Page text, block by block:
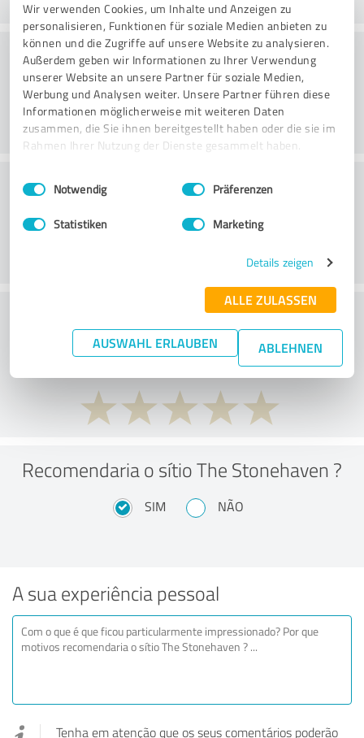
Wir verwenden Cookies, um Inhalte und Anzeigen zu
personalisieren, Funktionen für soziale Medien anbieten zu
können und die Zugriffe auf unsere Website zu analysieren.
Außerdem geben wir Informationen zu Ihrer Verwendung
unserer Website an unsere Partner für soziale Medien,
Werbung und Analysen weiter. Unsere Partner führen diese
Informationen möglicherweise mit weiteren Daten
zusammen, die Sie ihnen bereitgestellt haben oder die sie im
Rahmen Ihrer Nutzung der Dienste gesammelt haben.
Impressum Datenschutzbestimmungen
Einwilligungsauswahl
Notwendig Präferenzen
Statistiken Marketing
Details zeigen
ALLE ZULASSEN
AUSWAHL ERLAUBEN ABLEHNEN
Atmosfera
Consultoria
O que acha da relação
preço/desempenho?
Recomendaria o sítio The Stonehaven ?
SIM NÃO
A sua experiência pessoal
Tenha em atenção que os seus comentários poderão